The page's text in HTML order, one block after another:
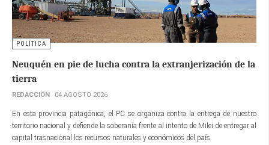
POLÍTICA
Neuquén en pie de lucha contra la extranjerización de la
tierra
REDACCIÓN 04 AGOSTO 2026
En esta provincia patagónica, el PC se organiza contra la entrega de nuestro
territorio nacional y defiende la soberanía frente al intento de Milei de entregar al
capital trasnacional los recursos naturales y económicos del país.